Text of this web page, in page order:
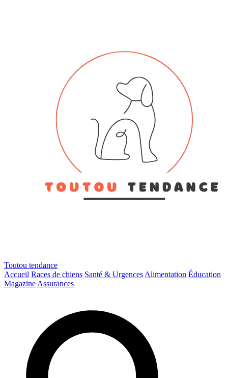
Toutou tendance
Accueil Races de chiens Santé & Urgences Alimentation Éducation
Magazine Assurances